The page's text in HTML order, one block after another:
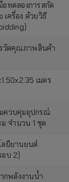
อทดลองการสกัด
เครื่อง ด้วยวิธี
วัดคุณภาพสินค้า
เมตร
มควบคุมอุปกรณ์
จำนวน 1 ชุด
ลยียานยนต์
บ 2)
กพลังงานน้ำ